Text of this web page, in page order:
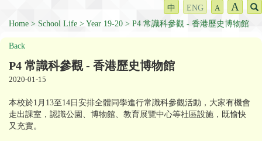
中 ENG A A
Home School Life Year 19-20 P4 常識科參觀 - 香港歷史博物館
Back
P4 常識科參觀 - 香港歷史博物館
2020-01-15
本校於1月13至14日安排全體同學進行常識科參觀活動，大家有機會
走出課室，認識公園、博物館、教育展覽中心等社區設施，既愉快
又充實。